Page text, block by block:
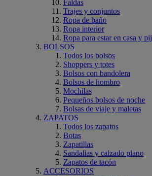
Faldas
Trajes y conjuntos
Ropa de baño
Ropa interior
Ropa para estar en casa y
BOLSOS
Todos los bolsos
Shoppers y totes
Bolsos con bandolera
Bolsos de hombro
Mochilas
Pequeños bolsos de noche
Bolsas de viaje y maletas
ZAPATOS
Todos los zapatos
Botas
Zapatillas
Sandalias y calzado plano
Zapatos de tacón
ACCESORIOS